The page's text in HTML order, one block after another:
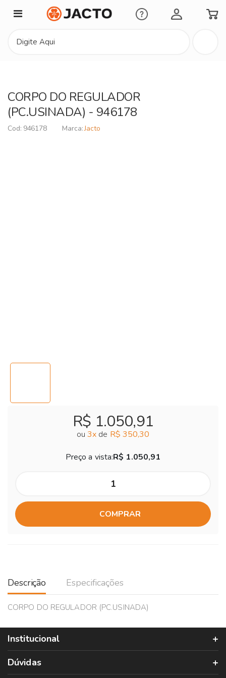
Minha Conta
CORPO DO REGULADOR
(PC.USINADA) - 946178
946178 Jacto
R$ 1.050,91
ou 3x de R$ 350,30
Preço a vista:R$ 1.050,91
COMPRAR
Descrição Especificações
CORPO DO REGULADOR (PC.USINADA)
Institucional
Dúvidas